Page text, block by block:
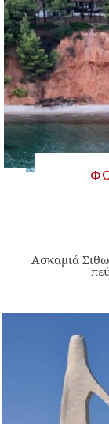
Ασκαμιά